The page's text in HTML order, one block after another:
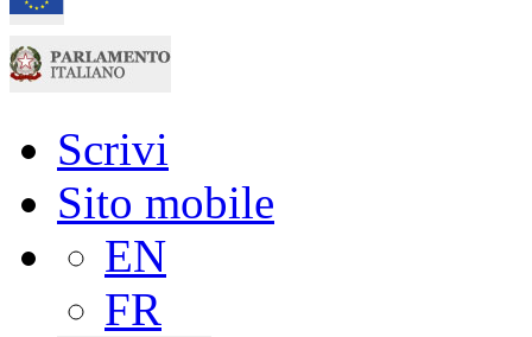
Scrivi
Sito mobile
EN
FR